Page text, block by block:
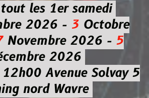
les 1er samedi
2026 - 3Octobre
Novembre 2026 - 5
2026
Avenue Solvay 5
nord Wavre